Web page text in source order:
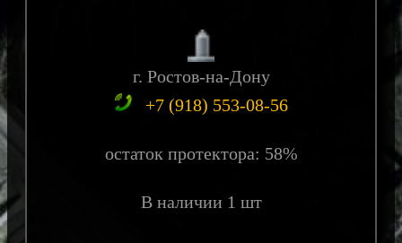
г. Ростов-на-Дону
+7 (918) 553-08-56
остаток протектора: 58%
В наличии 1 шт